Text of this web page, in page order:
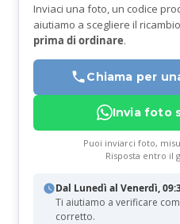
Inviaci una foto, un codice
aiutiamo a scegliere il
prima di ordinare.
Chiama per
Invia foto
Puoi inviarci foto,
Risposta entro il
Dal Lunedì al Venerdì,
Ti aiutiamo a verificare
corretto.